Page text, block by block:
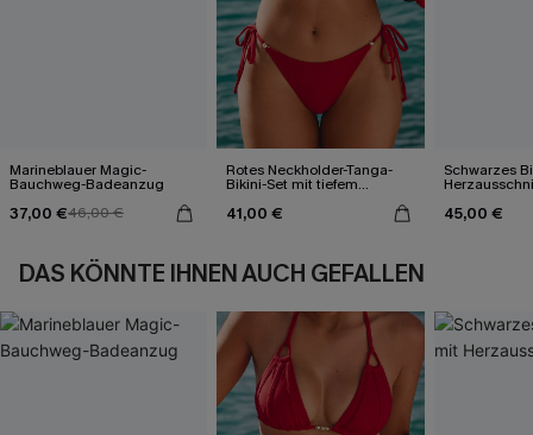
Marineblauer Magic-
Bauchweg-Badeanzug
37,00 €46,00 €
Rotes Neckholder-Tanga-
Bikini-Set mit tiefem
41,00 €
Schwarzes
45,00 €
DAS KÖNNTE IHNEN AUCH GEFALLEN